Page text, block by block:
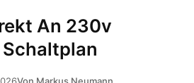
An 230v
Von Markus Neumann